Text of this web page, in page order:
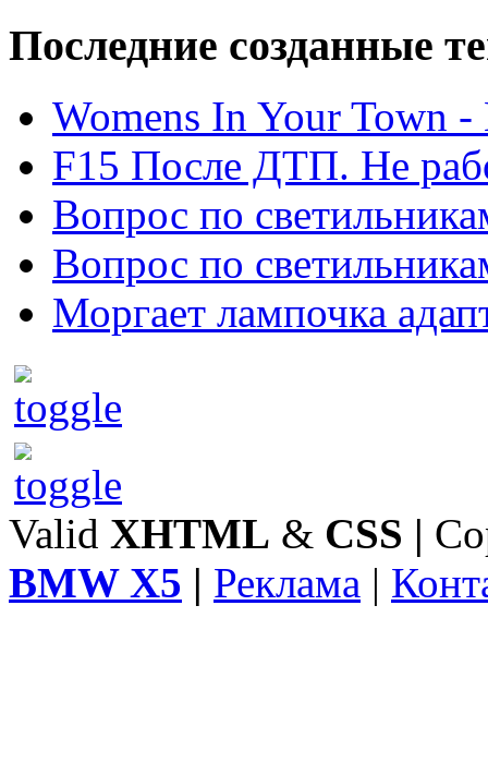
Последние созданные
Womens In Your Town
F15 После ДТП. Не
Вопрос по
Вопрос по
Моргает лампочка
Valid XHTML & CSS |
BMW X5 | Реклама |